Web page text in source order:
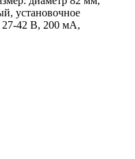
установочное
27-42 В, 200 мА,